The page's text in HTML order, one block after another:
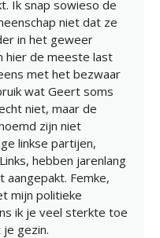
Ik snap sowieso de
niet dat ze
in het geweer
hier de meeste last
met het bezwaar
wat Geert soms
niet, maar de
zijn niet
linkse partijen,
hebben jarenlang
aangepakt. Femke,
mijn politieke
ik je veel sterkte toe
gezin.